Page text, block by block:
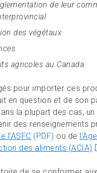
de leur
des végétaux
agricoles au Canada
pour importer ces
en question et de son
la plupart des cas,
des renseignements
l’ASFC (PDF) ou de
des aliments (ACIA)